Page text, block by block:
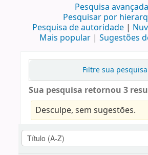
Pesquisa avançada
Pesquisar por
Pesquisa de autoridade
Mais popular
Sugestões
Filtre sua pesquisa
Sua pesquisa retornou 3
Desculpe, sem sugestões.